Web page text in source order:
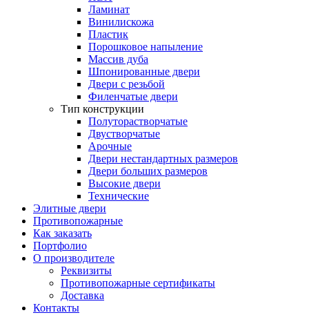
Ламинат
Винилискожа
Пластик
Порошковое напыление
Массив дуба
Шпонированные двери
Двери с резьбой
Филенчатые двери
Тип конструкции
Полуторастворчатые
Двустворчатые
Арочные
Двери нестандартных размеров
Двери больших размеров
Высокие двери
Технические
Элитные двери
Противопожарные
Как заказать
Портфолио
О производителе
Реквизиты
Противопожарные сертификаты
Доставка
Контакты